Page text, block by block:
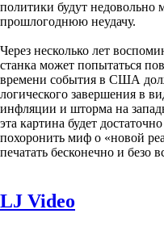
политики будут недовольно
прошлогоднюю неудачу.
Через несколько лет
станка может попытаться
времени события в США
логического завершения в
инфляции и шторма на
эта картина будет
похоронить миф о «новой
печатать бесконечно и безо
LJ Video